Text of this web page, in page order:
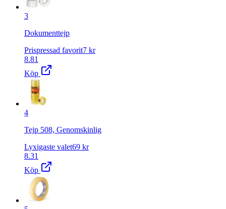
3
Dokumenttejp
Prispressad favorit7 kr
8.81
Köp
4
Tejp 508, Genomskinlig
Lyxigaste valet69 kr
8.31
Köp